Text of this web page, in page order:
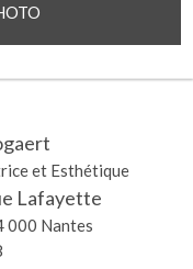
et Esthétique
Lafayette
000 Nantes